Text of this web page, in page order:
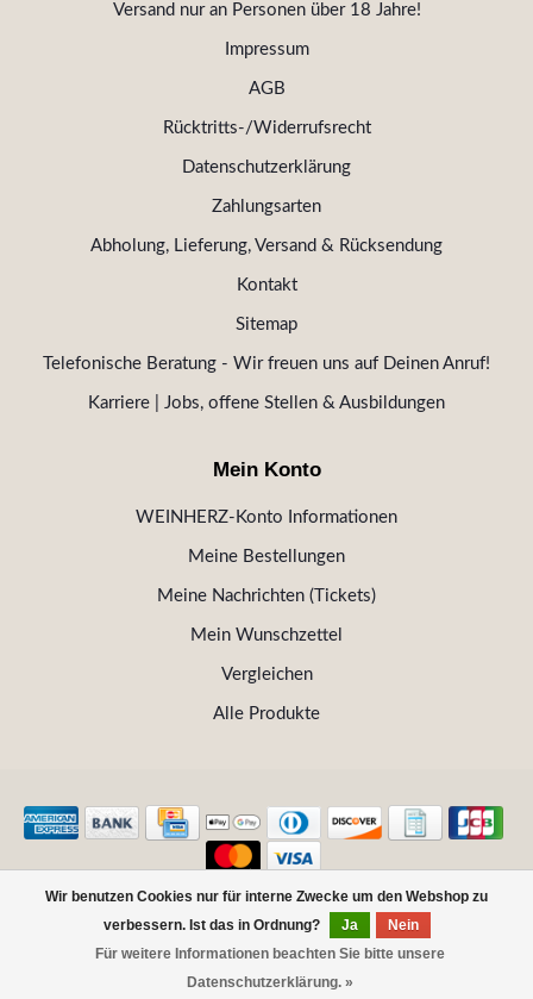
Wir benutzen Cookies nur für interne Zwecke um den Webshop zu
verbessern. Ist das in Ordnung?
Ja
Nein
Für weitere Informationen beachten Sie bitte unsere
Datenschutzerklärung. »
Versand nur an Personen über 18 Jahre!
Impressum
AGB
Rücktritts-/Widerrufsrecht
Datenschutzerklärung
Zahlungsarten
Abholung, Lieferung, Versand & Rücksendung
Kontakt
Sitemap
Telefonische Beratung - Wir freuen uns auf Deinen Anruf!
Karriere | Jobs, offene Stellen & Ausbildungen
Mein Konto
WEINHERZ-Konto Informationen
Meine Bestellungen
Meine Nachrichten (Tickets)
Mein Wunschzettel
Vergleichen
Alle Produkte
© Copyright 2026 WEINHERZ Kitzbühel - Die VINOTHEK in
FILTER